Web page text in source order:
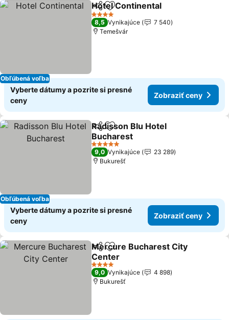
Obľúbená voľba
ZdieľaťPridať do obľúbených
Hotel Continental
4 Počet hviezdičiek
8,5 Vynikajúce
7 540
Temešvár
Vyberte dátumy a pozrite si presné
ceny
Zobraziť ceny
Obľúbená voľba
ZdieľaťPridať do obľúbených
Radisson Blu Hotel
Bucharest
Zobraziť ceny
5 Počet hviezdičiek
9,0 Vynikajúce
23 289
Bukurešť
Vyberte dátumy a pozrite si presné
ceny
Zobraziť ceny
ZdieľaťPridať do obľúbených
Mercure Bucharest City
Center
Zobraziť ceny
4 Počet hviezdičiek
9,0 Vynikajúce
4 898
Bukurešť